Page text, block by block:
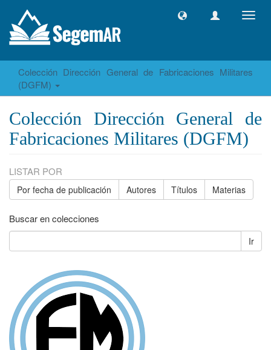
Colección Dirección General de Fabricaciones Militares
(DGFM)
Colección Dirección General de
Fabricaciones Militares (DGFM)
LISTAR POR
Por fecha de publicación Autores Títulos Materias
Buscar en colecciones
Ir